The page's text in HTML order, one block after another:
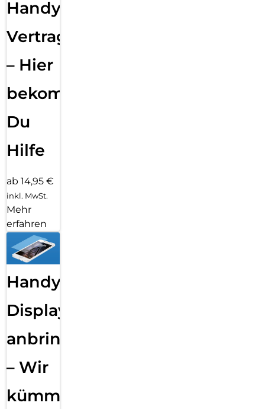
Handy
Vertragsabwicklung
– Hier
bekommst
Du
Hilfe
ab 14,95 €
inkl. MwSt.
Mehr
erfahren
Handy
Displayfolie
anbringen
– Wir
kümmern